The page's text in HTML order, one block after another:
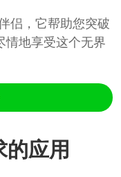
侣，它帮助您突破
情地享受这个无界
应用